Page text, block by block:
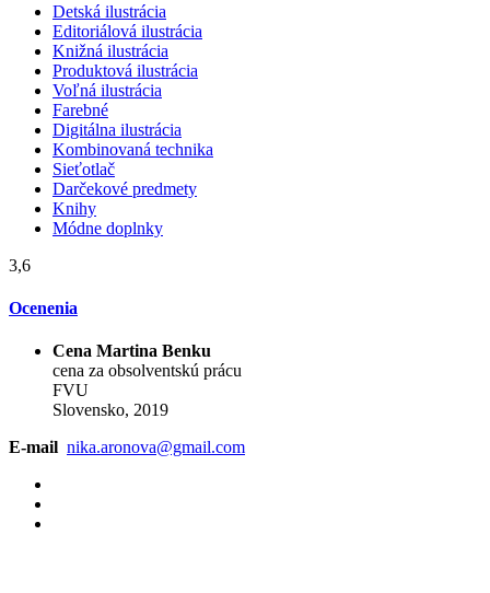
Detská ilustrácia
Editoriálová ilustrácia
Knižná ilustrácia
Produktová ilustrácia
Voľná ilustrácia
Farebné
Digitálna ilustrácia
Kombinovaná technika
Sieťotlač
Darčekové predmety
Knihy
Módne doplnky
3,6
Ocenenia
Cena Martina Benku
cena za obsolventskú prácu
FVU
Slovensko, 2019
E-mail nika.aronova@gmail.com